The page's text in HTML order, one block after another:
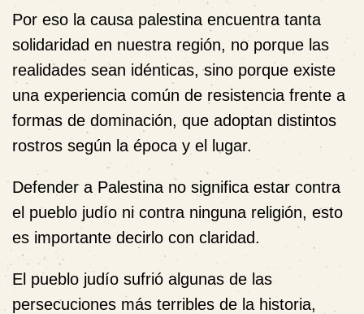
Por eso la causa palestina encuentra tanta
solidaridad en nuestra región, no porque las
realidades sean idénticas, sino porque existe
una experiencia común de resistencia frente a
formas de dominación, que adoptan distintos
rostros según la época y el lugar.
Defender a Palestina no significa estar contra
el pueblo judío ni contra ninguna religión, esto
es importante decirlo con claridad.
El pueblo judío sufrió algunas de las
persecuciones más terribles de la historia,